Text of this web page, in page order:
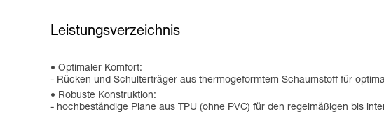
Leistungsverzeichnis
Optimaler Komfort:
- Rücken und Schulterträger aus thermogeformtem Schaumstoff für
Robuste Konstruktion:
- hochbeständige Plane aus TPU (ohne PVC) für den regelmäßigen bis